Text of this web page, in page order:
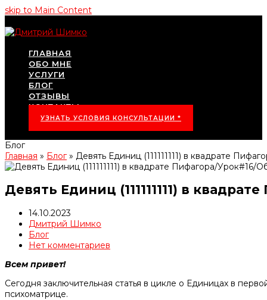
skip to Main Content
ГЛАВНАЯ
ОБО МНЕ
УСЛУГИ
БЛОГ
ОТЗЫВЫ
КОНТАКТЫ
УЗНАТЬ УСЛОВИЯ КОНСУЛЬТАЦИИ *
Блог
Главная » Блог» Девять Единиц (111111111) в квадрате
Девять Единиц (111111111) в
14.10.2023
Дмитрий Шимко
Блог
Нет комментариев
Всем привет!
Сегодня заключительная статья в цикле о Единицах в
психоматрице.